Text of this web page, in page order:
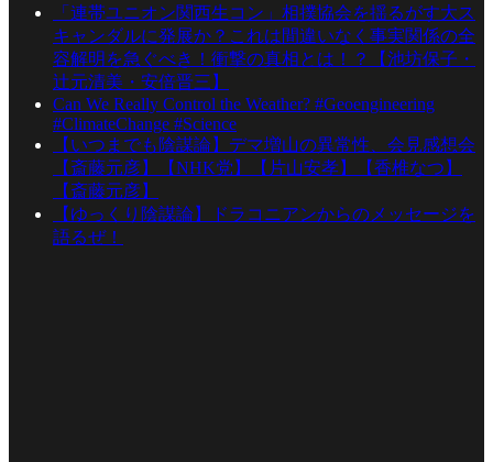
「連帯ユニオン関西生コン」相撲協会を揺るがす大ス
キャンダルに発展か？これは間違いなく事実関係の全
容解明を急ぐべき！衝撃の真相とは！？【池坊保子・
辻元清美・安倍晋三】
Can We Really Control the Weather? #Geoengineering
#ClimateChange #Science
【いつまでも陰謀論】デマ増山の異常性、会見感想会
【斎藤元彦】【NHK党】【片山安孝】【香椎なつ】
【斎藤元彦】
【ゆっくり陰謀論】ドラコニアンからのメッセージを
語るぜ！